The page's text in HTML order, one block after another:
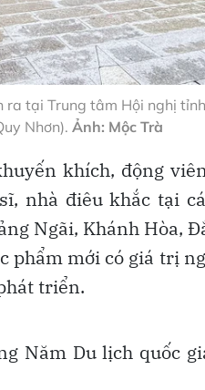
tại Trung tâm Hội nghị
Nhơn). Ảnh: Mộc Trà
khích, động
nhà điêu khắc tại
Ngãi, Khánh Hòa,
phẩm mới có giá trị
triển.
Năm Du lịch quốc